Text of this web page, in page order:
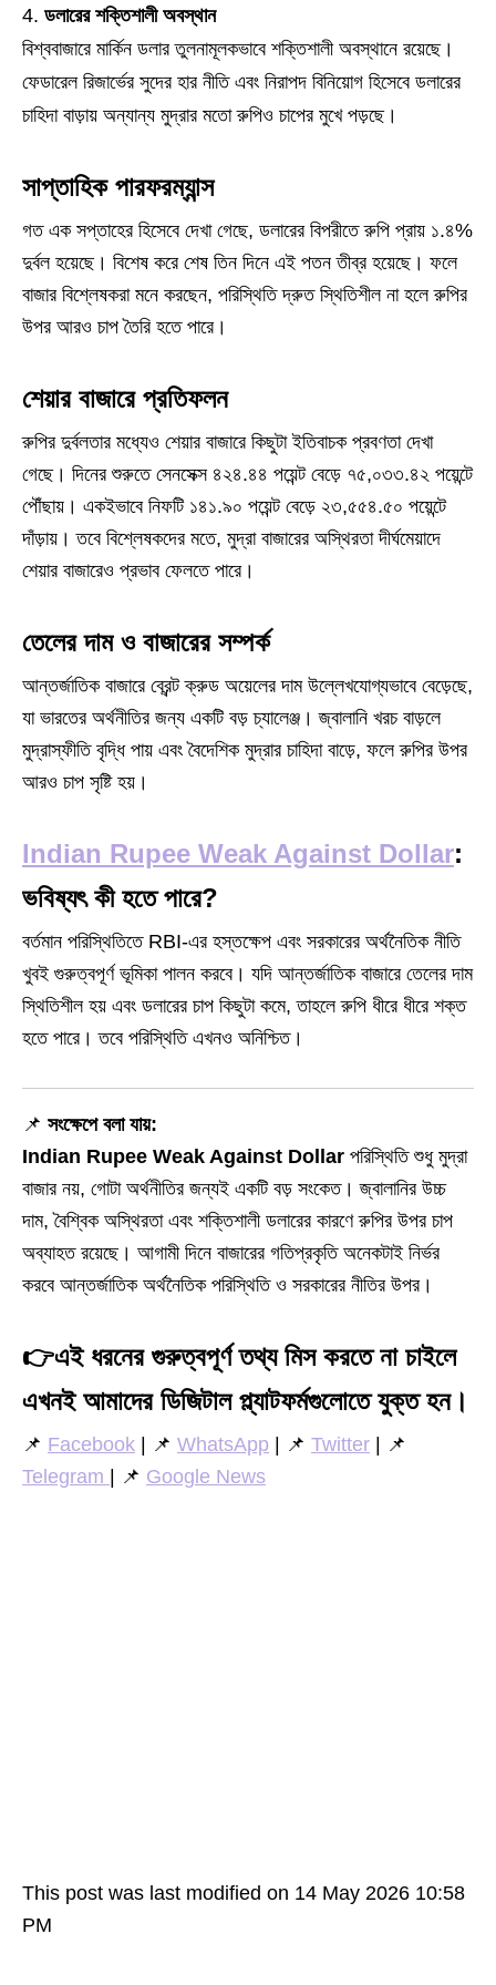
ডলারের শক্তিশালী অবস্থান
বিশ্ববাজারে মার্কিন ডলার তুলনামূলকভাবে শক্তিশালী অবস্থানে রয়েছে।
ফেডারেল রিজার্ভের সুদের হার নীতি এবং নিরাপদ বিনিয়োগ হিসেবে ডলারের
চাহিদা বাড়ায় অন্যান্য মুদ্রার মতো রুপিও চাপের মুখে পড়ছে।
সাপ্তাহিক পারফরম্যান্স
গত এক সপ্তাহের হিসেবে দেখা গেছে, ডলারের বিপরীতে রুপি প্রায় ১.৪%
দুর্বল হয়েছে। বিশেষ করে শেষ তিন দিনে এই পতন তীব্র হয়েছে। ফলে
বাজার বিশ্লেষকরা মনে করছেন, পরিস্থিতি দ্রুত স্থিতিশীল না হলে রুপির
উপর আরও চাপ তৈরি হতে পারে।
শেয়ার বাজারে প্রতিফলন
রুপির দুর্বলতার মধ্যেও শেয়ার বাজারে কিছুটা ইতিবাচক প্রবণতা দেখা
গেছে। দিনের শুরুতে সেনসেক্স ৪২৪.৪৪ পয়েন্ট বেড়ে ৭৫,০৩৩.৪২ পয়েন্টে
পৌঁছায়। একইভাবে নিফটি ১৪১.৯০ পয়েন্ট বেড়ে ২৩,৫৫৪.৫০ পয়েন্টে
দাঁড়ায়। তবে বিশ্লেষকদের মতে, মুদ্রা বাজারের অস্থিরতা দীর্ঘমেয়াদে
শেয়ার বাজারেও প্রভাব ফেলতে পারে।
তেলের দাম ও বাজারের সম্পর্ক
আন্তর্জাতিক বাজারে ব্রেন্ট ক্রুড অয়েলের দাম উল্লেখযোগ্যভাবে বেড়েছে,
যা ভারতের অর্থনীতির জন্য একটি বড় চ্যালেঞ্জ। জ্বালানি খরচ বাড়লে
মুদ্রাস্ফীতি বৃদ্ধি পায় এবং বৈদেশিক মুদ্রার চাহিদা বাড়ে, ফলে রুপির উপর
আরও চাপ সৃষ্টি হয়।
Indian Rupee Weak Against Dollar:
ভবিষ্যৎ কী হতে পারে?
বর্তমান পরিস্থিতিতে RBI-এর হস্তক্ষেপ এবং সরকারের অর্থনৈতিক নীতি
খুবই গুরুত্বপূর্ণ ভূমিকা পালন করবে। যদি আন্তর্জাতিক বাজারে তেলের দাম
স্থিতিশীল হয় এবং ডলারের চাপ কিছুটা কমে, তাহলে রুপি ধীরে ধীরে শক্ত
হতে পারে। তবে পরিস্থিতি এখনও অনিশ্চিত।
📌 সংক্ষেপে বলা যায়:
Indian Rupee Weak Against Dollar পরিস্থিতি শুধু মুদ্রা
বাজার নয়, গোটা অর্থনীতির জন্যই একটি বড় সংকেত। জ্বালানির উচ্চ
দাম, বৈশ্বিক অস্থিরতা এবং শক্তিশালী ডলারের কারণে রুপির উপর চাপ
অব্যাহত রয়েছে। আগামী দিনে বাজারের গতিপ্রকৃতি অনেকটাই নির্ভর
করবে আন্তর্জাতিক অর্থনৈতিক পরিস্থিতি ও সরকারের নীতির উপর।
👉এই ধরনের গুরুত্বপূর্ণ তথ্য মিস করতে না চাইলে
এখনই আমাদের ডিজিটাল প্ল্যাটফর্মগুলোতে যুক্ত হন।
📌 Facebook | 📌 WhatsApp | 📌 Twitter | 📌
Telegram
| 📌 Google News
This post was last modified on 14 May 2026 10:58
PM